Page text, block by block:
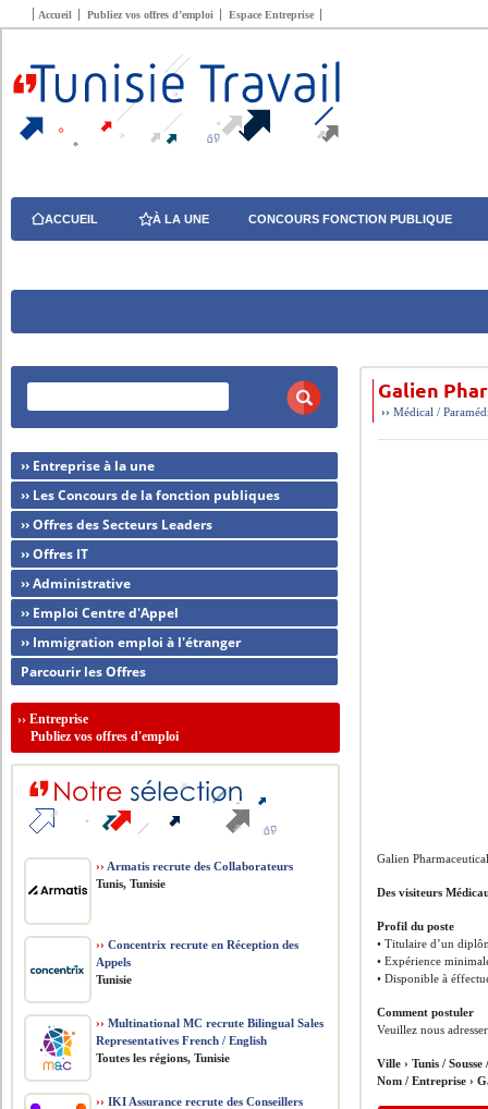
Accueil Publiez vos offres d’emploi Espace Entreprise
ACCUEIL À LA UNE CONCOURS FONCTION PUBLIQUE
Galien
››Médical /
Galien
Des visiteurs
Profil du poste
• Titulaire d’un
• Expérience
• Disponible à
Comment postuler
Veuillez nous
Ville ›Tunis /
Nom / Entreprise ›
›› Entreprise à la une
›› Les Concours de la fonction publiques
›› Offres des Secteurs Leaders
›› Offres IT
›› Administrative
›› Emploi Centre d'Appel
›› Immigration emploi à l'étranger
Parcourir les Offres
››Entreprise
Publiez vos offres d'emploi
›› Armatis recrute des Collaborateurs
Tunis, Tunisie
›› Concentrix recrute en Réception des
Appels
Tunisie
›› Multinational MC recrute Bilingual Sales
Representatives French / English
Toutes les régions, Tunisie
›› IKI Assurance recrute des Conseillers